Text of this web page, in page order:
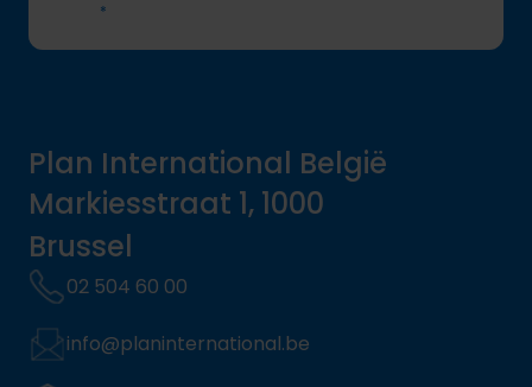
*
Plan International België
Markiesstraat 1, 1000
Brussel
02 504 60 00
info@planinternational.be